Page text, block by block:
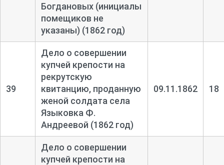
Богдановых (инициалы
помещиков не
указаны) (1862 год)
39
Дело о совершении
купчей крепости на
рекрутскую
квитанцию, проданную
женой солдата села
Языковка Ф.
Андреевой (1862 год)
09.11.1862 18
Дело о совершении
купчей крепости на